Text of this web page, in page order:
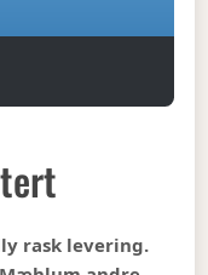
rask levering.